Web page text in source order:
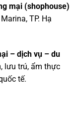
mại (shophouse)
TP. Hạ
– dịch vụ – du
lưu trú, ẩm thực
tế.